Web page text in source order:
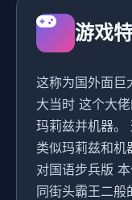
游戏
这称为国外面
大当时 这个大
玛莉兹并机器。
类似玛莉兹和机
对国语步兵版
同街头霸王二